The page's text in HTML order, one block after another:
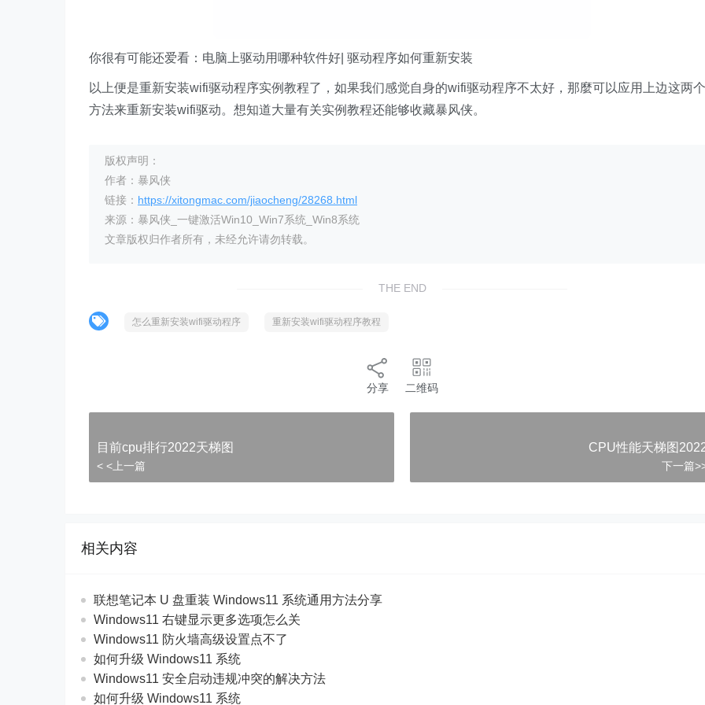
你很有可能还爱看：电脑上驱动用哪种软件好| 驱动程序如何重新安装
以上便是重新安装wifi驱动程序实例教程了，如果我们感觉自身的wifi驱动程序不太好，那麼可以应用上边这两个
方法来重新安装wifi驱动。想知道大量有关实例教程还能够收藏暴风侠。
版权声明：
作者：暴风侠
链接： https://xitongmac.com/jiaocheng/28268.html
来源：暴风侠_一键激活Win10_Win7系统_Win8系统
文章版权归作者所有，未经允许请勿转载。
THE END
怎么重新安装wifi驱动程序 重新安装wifi驱动程序教程
分享 二维码
目前cpu排行2022天梯图
< <上一篇
CPU性能天梯图
下一篇
相关内容
联想笔记本 U 盘重装 Windows11 系统通用方法分享
Windows11 右键显示更多选项怎么关
Windows11 防火墙高级设置点不了
如何升级 Windows11 系统
Windows11 安全启动违规冲突的解决方法
如何升级 Windows11 系统